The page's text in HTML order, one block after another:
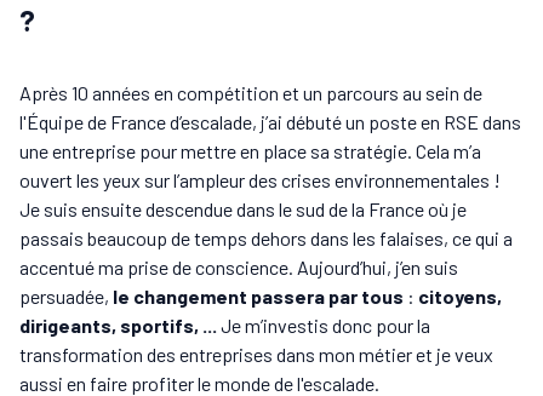
?
Après 10 années en compétition et un parcours au sein de
l'Équipe de France d’escalade, j’ai débuté un poste en RSE dans
une entreprise pour mettre en place sa stratégie. Cela m’a
ouvert les yeux sur l’ampleur des crises environnementales !
Je suis ensuite descendue dans le sud de la France où je
passais beaucoup de temps dehors dans les falaises, ce qui a
accentué ma prise de conscience. Aujourd’hui, j’en suis
persuadée, le changement passera par tous : citoyens,
dirigeants, sportifs, ... Je m’investis donc pour la
transformation des entreprises dans mon métier et je veux
aussi en faire profiter le monde de l'escalade.